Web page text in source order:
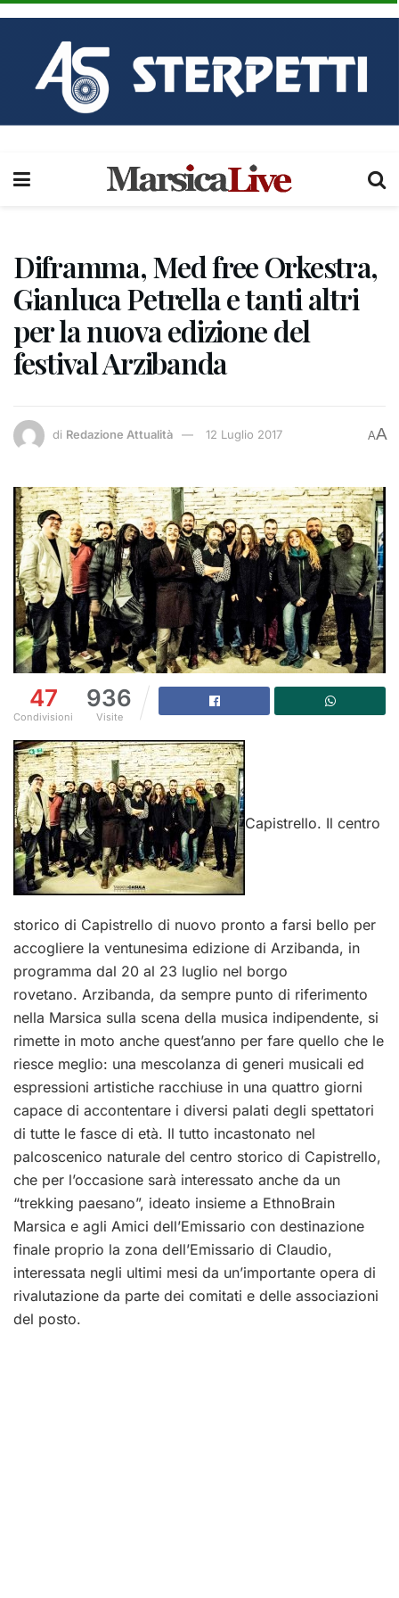
Diframma, Med free Orkestra,
Gianluca Petrella e tanti altri
per la nuova edizione del
festival Arzibanda
di Redazione Attualità 12 Luglio 2017 AA
47
Condivisioni
936
Visite
Capistrello. Il centro
storico di Capistrello di nuovo pronto a farsi bello per
accogliere la ventunesima edizione di Arzibanda, in
programma dal 20 al 23 luglio nel borgo
rovetano. Arzibanda, da sempre punto di riferimento
nella Marsica sulla scena della musica indipendente, si
rimette in moto anche quest’anno per fare quello che le
riesce meglio: una mescolanza di generi musicali ed
espressioni artistiche racchiuse in una quattro giorni
capace di accontentare i diversi palati degli spettatori
di tutte le fasce di età. Il tutto incastonato nel
palcoscenico naturale del centro storico di Capistrello,
che per l’occasione sarà interessato anche da un
“trekking paesano”, ideato insieme a EthnoBrain
Marsica e agli Amici dell’Emissario con destinazione
finale proprio la zona dell’Emissario di Claudio,
interessata negli ultimi mesi da un’importante opera di
rivalutazione da parte dei comitati e delle associazioni
del posto.